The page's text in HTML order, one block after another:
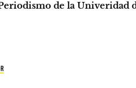
de la Univeridad